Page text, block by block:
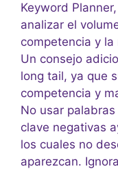
Keyword
analizar el
competencia y
Un consejo
long tail, ya que
competencia y
No usar
clave negativas
los cuales no
aparezcan.